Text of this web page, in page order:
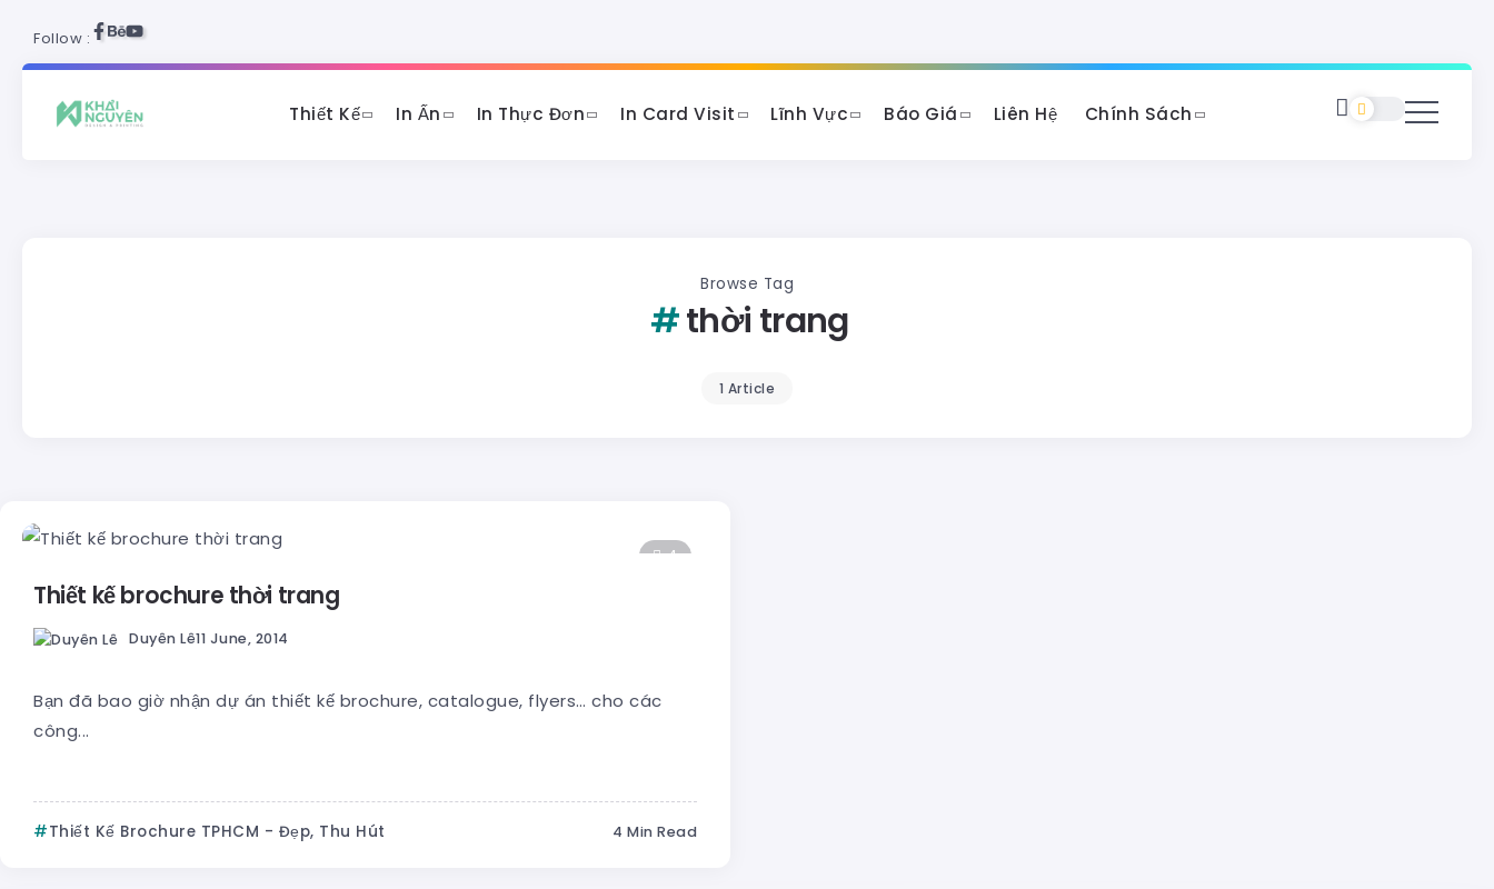
Follow :
Thiết Kế In Ấn In Thực Đơn In Card Visit Lĩnh Vực Báo Giá Liên Hệ Chính Sách
Browse Tag
thời trang
1 Article
4
Thiết kế brochure thời trang
Duyên Lê11 June, 2014
Bạn đã bao giờ nhận dự án thiết kế brochure, catalogue, flyers… cho các
công...
Thiết Kế Brochure TPHCM - Đẹp, Thu Hút 4 Min Read